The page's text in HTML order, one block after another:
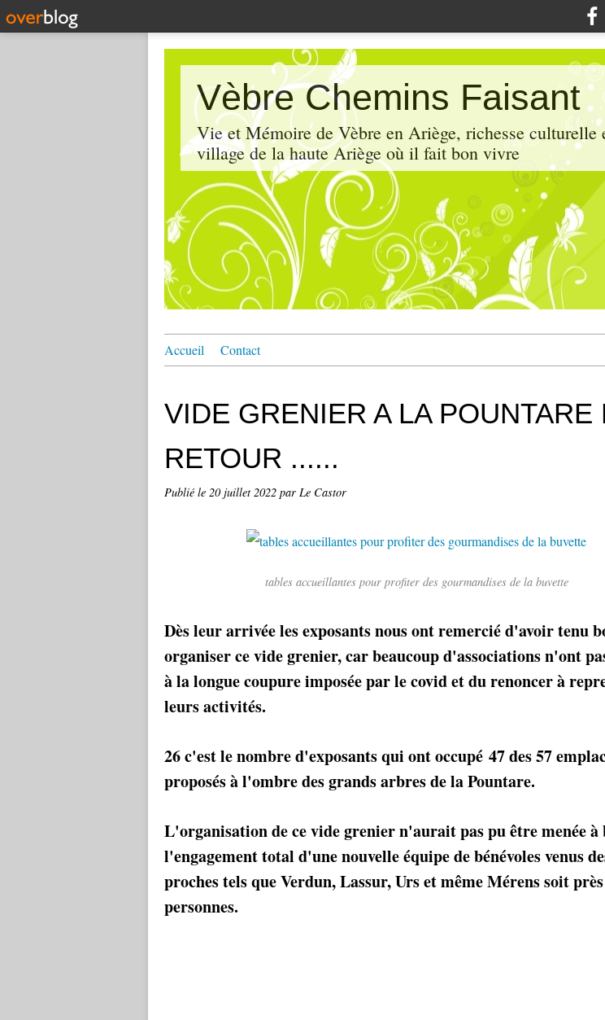
Vèbre Chemins Faisant
Vie et Mémoire de Vèbre en Ariège, richesse culturelle
village de la haute Ariège où il fait bon vivre
Accueil Contact
VIDE GRENIER A LA POUNTARE
RETOUR ......
Publié le 20 juillet 2022 par Le Castor
tables accueillantes pour profiter des gourmandises de la buvette
Dès leur arrivée les exposants nous ont remercié d'avoir tenu
organiser ce vide grenier, car beaucoup d'associations n'ont
à la longue coupure imposée par le covid et du renoncer à
leurs activités.
26 c'est le nombre d'exposants qui ont occupé 47 des 57
proposés à l'ombre des grands arbres de la Pountare.
L'organisation de ce vide grenier n'aurait pas pu être menée à
l'engagement total d'une nouvelle équipe de bénévoles venus
proches tels que Verdun, Lassur, Urs et même Mérens soit
personnes.